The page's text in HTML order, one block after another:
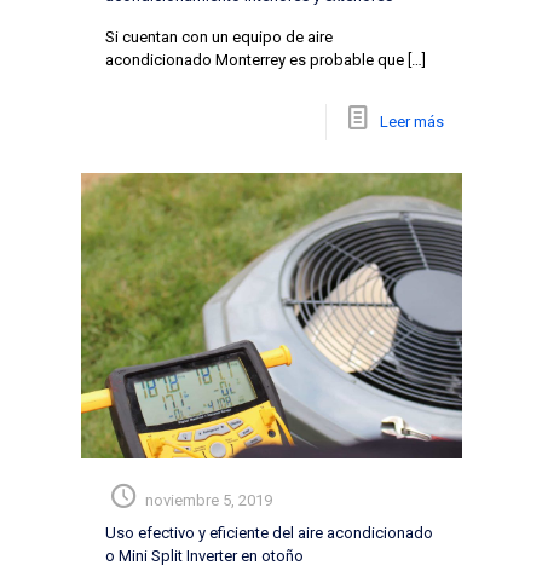
Si cuentan con un equipo de aire
acondicionado Monterrey es probable que[…]
Leer más
noviembre 5, 2019
Uso efectivo y eficiente del aire acondicionado
o Mini Split Inverter en otoño